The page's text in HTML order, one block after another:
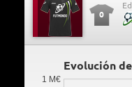
0
Evolución
1 M€